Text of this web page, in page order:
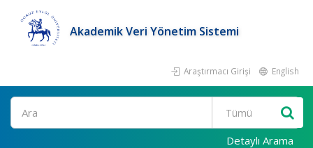
Akademik Veri Yönetim Sistemi
Araştırmacı Girişi English
Ara
Detaylı Arama